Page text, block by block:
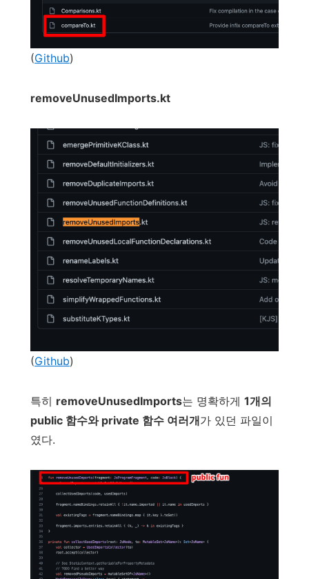
(Github)
removeUnusedImports.kt
(Github)
특히 removeUnusedImports는 명확하게 1개의
public 함수와 private 함수 여러개가 있던 파일이
였다.